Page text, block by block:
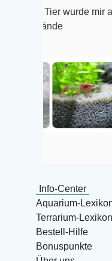
wurde mir am
Info-Center
Aquarium-
Terrarium-Lexikon
Bestell-Hilfe
Bonuspunkte